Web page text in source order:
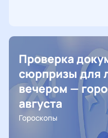
Проверка
сюрпризы для
вечером —
августа
Гороскопы